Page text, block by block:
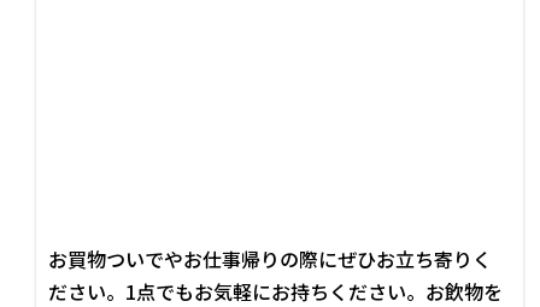
お買物ついでやお仕事帰りの際にぜひお立ち寄りく
ださい。1点でもお気軽にお持ちください。お飲物を